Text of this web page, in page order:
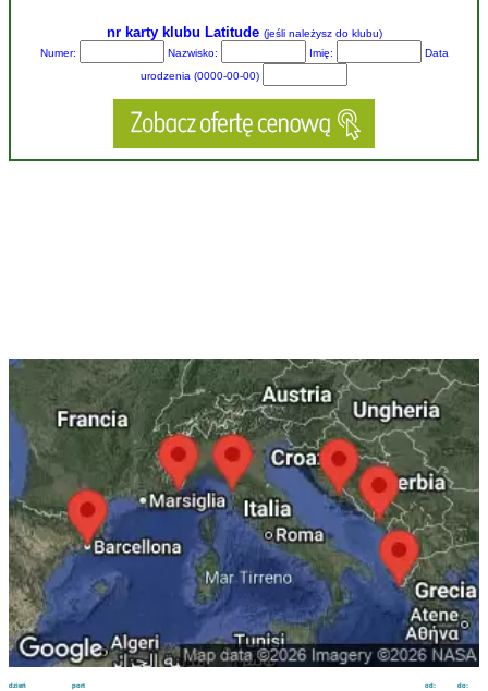
nr karty klubu Latitude (jeśli należysz do klubu)
Numer:
Nazwisko: Imię:
Data
urodzenia (0000-00-00)
dzień port do:
od: